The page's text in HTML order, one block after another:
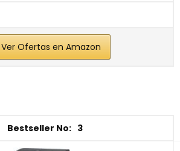
Ver Ofertas en Amazon
3